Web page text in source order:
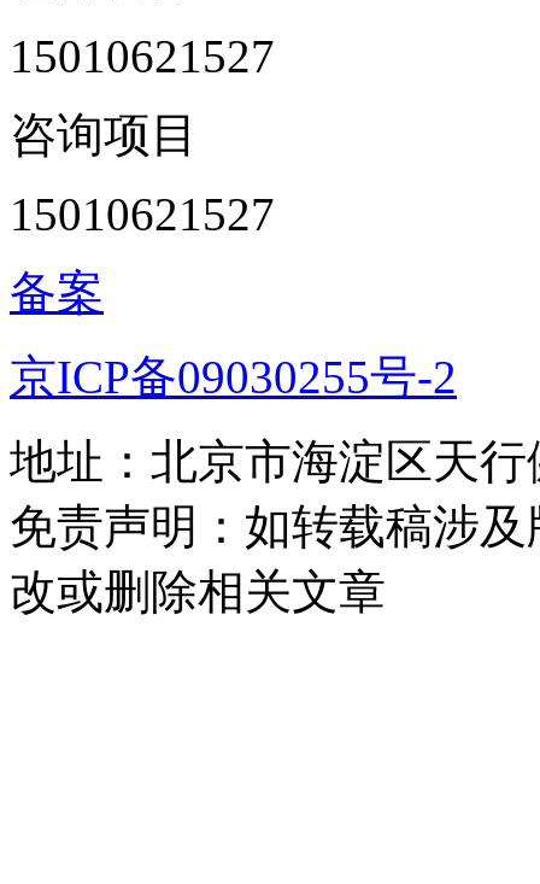
15010621527
咨询项目
15010621527
备案
京ICP备09030255号-2
地址：北京市海淀区天行
免责声明：如转载稿涉
改或删除相关文章